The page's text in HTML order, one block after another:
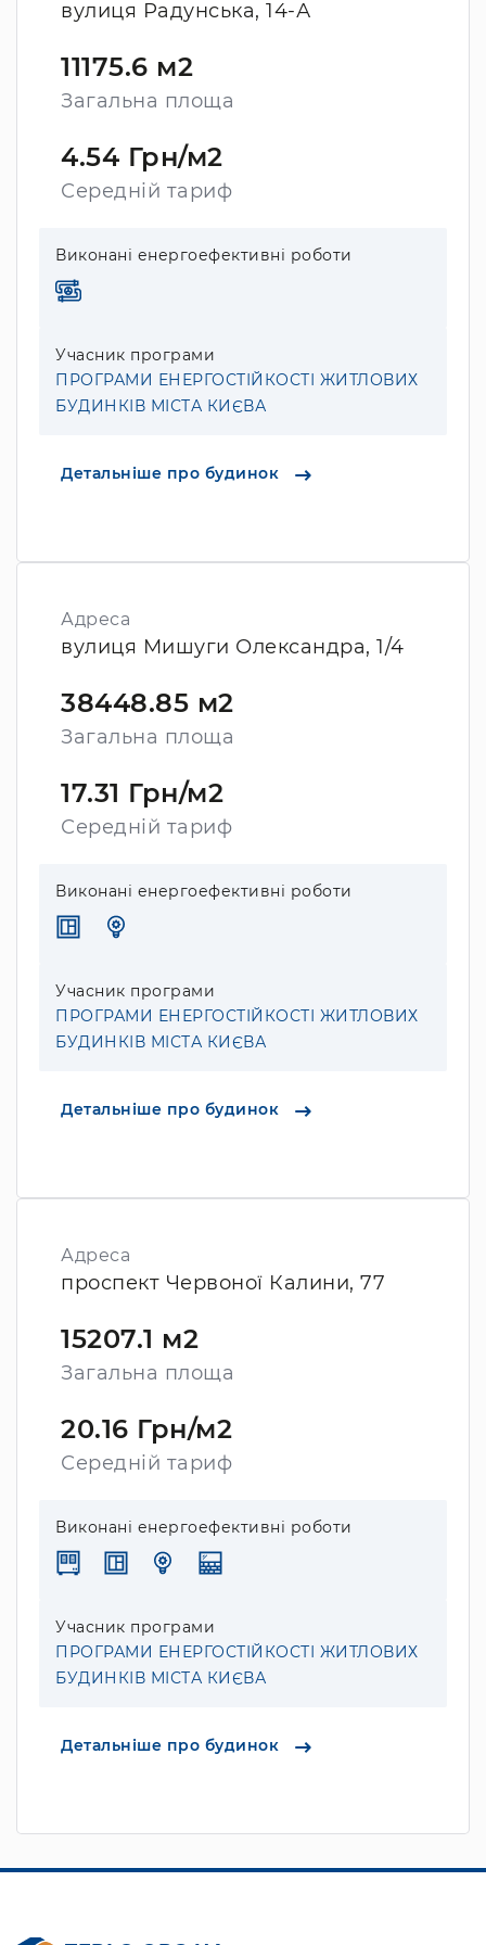
вулиця Радунська, 14-А
11175.6 м2
Загальна площа
4.54 Грн/м2
Середній тариф
Виконані енергоефективні роботи
Учасник програми
ПРОГРАМИ ЕНЕРГОСТІЙКОСТІ ЖИТЛОВИХ
БУДИНКІВ МІСТА КИЄВА
Детальніше про будинок
Адреса
вулиця Мишуги Олександра, 1/4
38448.85 м2
Загальна площа
17.31 Грн/м2
Середній тариф
Виконані енергоефективні роботи
Учасник програми
ПРОГРАМИ ЕНЕРГОСТІЙКОСТІ ЖИТЛОВИХ
БУДИНКІВ МІСТА КИЄВА
Детальніше про будинок
Адреса
проспект Червоної Калини, 77
15207.1 м2
Загальна площа
20.16 Грн/м2
Середній тариф
Виконані енергоефективні роботи
Учасник програми
ПРОГРАМИ ЕНЕРГОСТІЙКОСТІ ЖИТЛОВИХ
БУДИНКІВ МІСТА КИЄВА
Детальніше про будинок